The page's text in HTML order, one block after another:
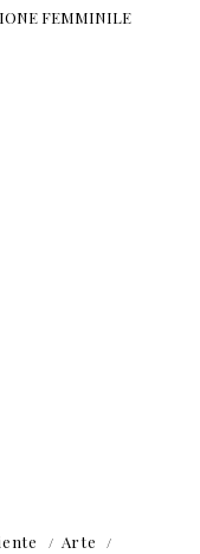
FEMMINILE
Arte